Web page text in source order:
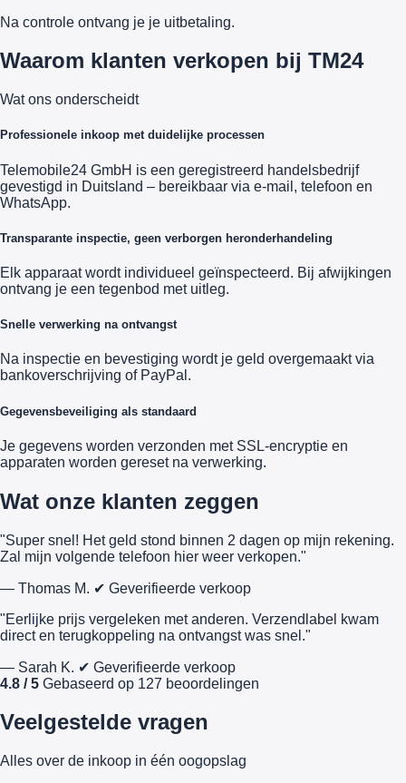
Na controle ontvang je je uitbetaling.
Waarom klanten verkopen bij TM24
Wat ons onderscheidt
Professionele inkoop met duidelijke processen
Telemobile24 GmbH is een geregistreerd handelsbedrijf
gevestigd in Duitsland – bereikbaar via e-mail, telefoon en
WhatsApp.
Transparante inspectie, geen verborgen heronderhandeling
Elk apparaat wordt individueel geïnspecteerd. Bij afwijkingen
ontvang je een tegenbod met uitleg.
Snelle verwerking na ontvangst
Na inspectie en bevestiging wordt je geld overgemaakt via
bankoverschrijving of PayPal.
Gegevensbeveiliging als standaard
Je gegevens worden verzonden met SSL-encryptie en
apparaten worden gereset na verwerking.
Wat onze klanten zeggen
"Super snel! Het geld stond binnen 2 dagen op mijn rekening.
Zal mijn volgende telefoon hier weer verkopen."
— Thomas M. ✔ Geverifieerde verkoop
"Eerlijke prijs vergeleken met anderen. Verzendlabel kwam
direct en terugkoppeling na ontvangst was snel."
— Sarah K. ✔ Geverifieerde verkoop
4.8 / 5 Gebaseerd op 127 beoordelingen
Veelgestelde vragen
Alles over de inkoop in één oogopslag